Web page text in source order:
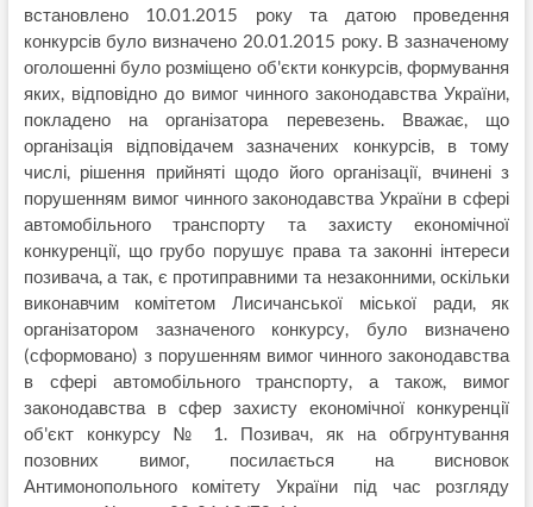
встановлено 10.01.2015 року та датою проведення
конкурсів було визначено 20.01.2015 року. В зазначеному
оголошенні було розміщено об'єкти конкурсів, формування
яких, відповідно до вимог чинного законодавства України,
покладено на організатора перевезень. Вважає, що
організація відповідачем зазначених конкурсів, в тому
числі, рішення прийняті щодо його організації, вчинені з
порушенням вимог чинного законодавства України в сфері
автомобільного транспорту та захисту економічної
конкуренції, що грубо порушує права та законні інтереси
позивача, а так, є протиправними та незаконними, оскільки
виконавчим комітетом Лисичанської міської ради, як
організатором зазначеного конкурсу, було визначено
(сформовано) з порушенням вимог чинного законодавства
в сфері автомобільного транспорту, а також, вимог
законодавства в сфер захисту економічної конкуренції
об'єкт конкурсу № 1. Позивач, як на обгрунтування
позовних вимог, посилається на висновок
Антимонопольного комітету України під час розгляду